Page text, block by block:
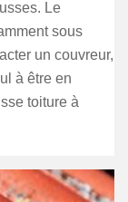
Le
sous
un couvreur,
à être en
toiture à